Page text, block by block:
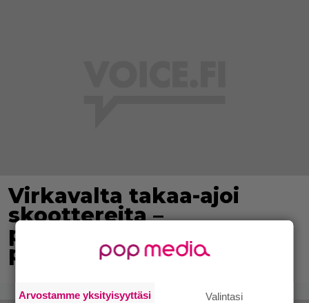
Virkavalta takaa-ajoi
skoottereita –
poliisimoottoripyörä teki
paosta lyhyen
Arvostamme yksityisyyttäsi Valintasi